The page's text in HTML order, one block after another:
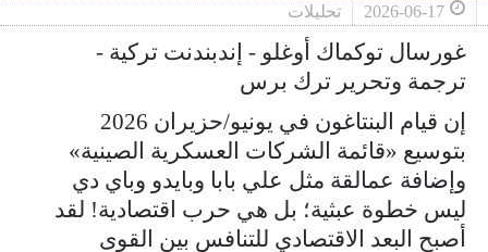
2026-06-17 تحليلات
غورسال توكماك أوغلو - إندبندنت تركية -
ترجمة وتحرير ترك برس
إن قيام البنتاغون في يونيو/حزيران 2026
بتوسيع «قائمة الشركات العسكرية الصينية»
وإضافة عمالقة مثل علي بابا وبايدو وباي دي
ليس خطوة عبثية؛ بل هي حرب اقتصادية! لقد
أصبح البعد الاقتصادي للتنافس بين القوى